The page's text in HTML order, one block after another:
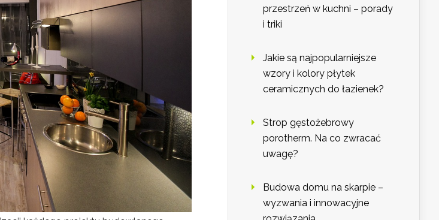
przestrzeń w kuchni – porady
i triki
Jakie są najpopularniejsze
wzory i kolory płytek
ceramicznych do łazienek?
Strop gęstożebrowy
porotherm. Na co zwracać
uwagę?
Budowa domu na skarpie –
wyzwania i innowacyjne